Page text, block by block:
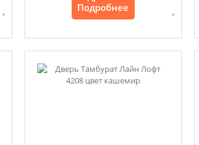
Подробнее